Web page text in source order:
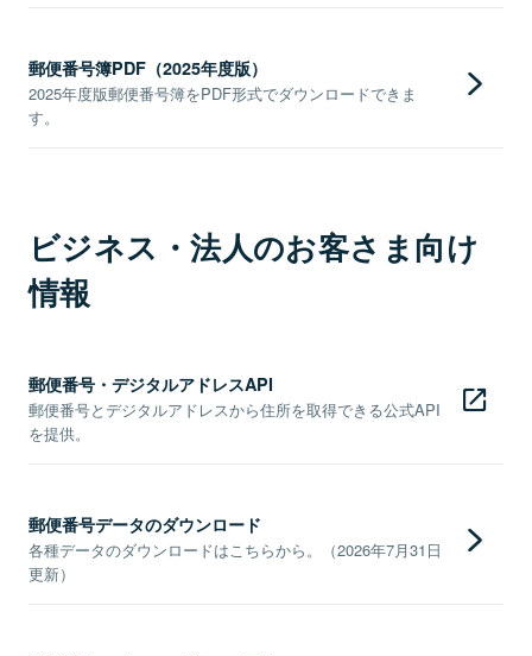
郵便番号簿PDF（2025年度版）
2025年度版郵便番号簿をPDF形式でダウンロードできま
す。
ビジネス・法人のお客さま向け
情報
郵便番号・デジタルアドレスAPI
郵便番号とデジタルアドレスから住所を取得できる公式API
を提供。
郵便番号データのダウンロード
各種データのダウンロードはこちらから。（2026年7月31日
更新）